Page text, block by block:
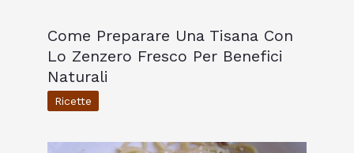
Come Preparare Una Tisana Con
Lo Zenzero Fresco Per Benefici
Naturali
Ricette